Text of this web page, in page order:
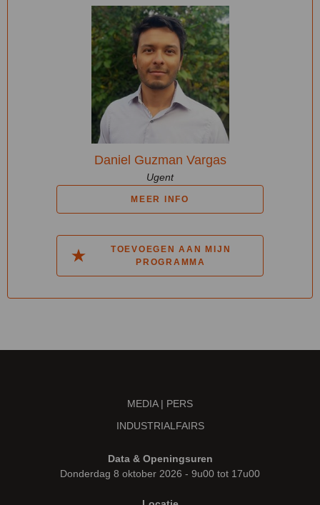
Daniel Guzman Vargas
Ugent
MEER INFO
TOEVOEGEN AAN MIJN
PROGRAMMA
MEDIA | PERS
INDUSTRIALFAIRS
Data & Openingsuren
Donderdag 8 oktober 2026 - 9u00 tot 17u00